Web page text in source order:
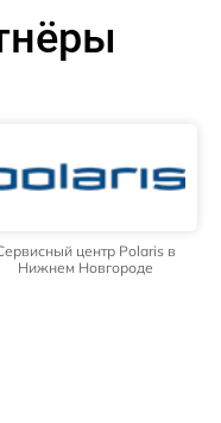
центр Polaris в
Нижнем Новгороде